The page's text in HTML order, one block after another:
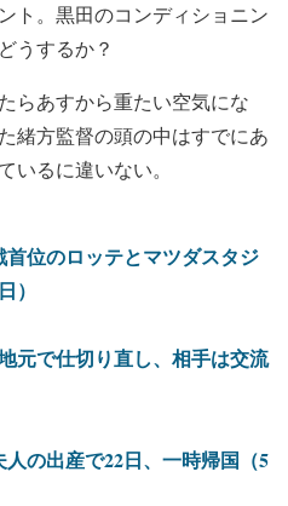
ト。黒田のコンディショニン
うするか？
らあすから重たい空気にな
緒方監督の頭の中はすでにあ
いるに違いない。
位のロッテとマツダスタジ
）
元で仕切り直し、相手は交流
の出産で22日、一時帰国（5